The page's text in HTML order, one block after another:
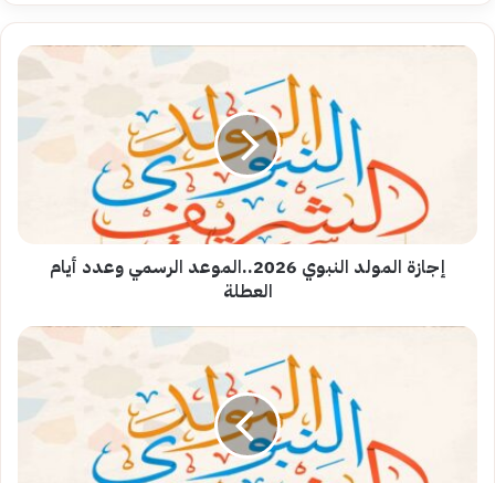
إجازة
العطلة
إجازة المولد النبوي 2026..الموعد الرسمي وعدد أيام
العطلة
موعد